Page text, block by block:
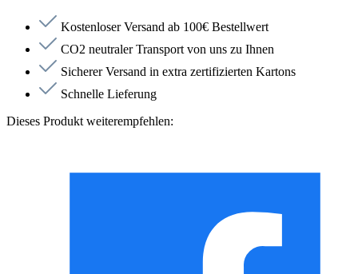
Kostenloser Versand ab 100€ Bestellwert
CO2 neutraler Transport von uns zu Ihnen
Sicherer Versand in extra zertifizierten Kartons
Schnelle Lieferung
Dieses Produkt weiterempfehlen: